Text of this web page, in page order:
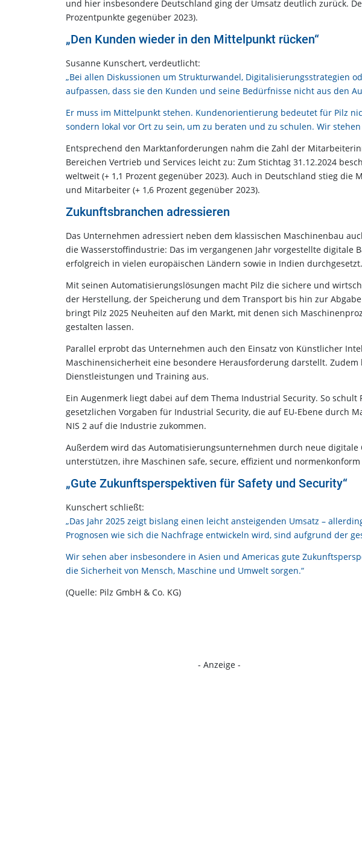
und hier insbesondere Deutschland ging der Umsatz deutlich zurück.
Prozentpunkte gegenüber 2023).
„Den Kunden wieder in den Mittelpunkt rücken“
Susanne Kunschert, verdeutlicht:
„Bei allen Diskussionen um Strukturwandel, Digitalisierungsstrategien
aufpassen, dass sie den Kunden und seine Bedürfnisse nicht aus den
Er muss im Mittelpunkt stehen. Kundenorientierung bedeutet für Pilz
sondern lokal vor Ort zu sein, um zu beraten und zu schulen. Wir
Entsprechend den Marktanforderungen nahm die Zahl der
Bereichen Vertrieb und Services leicht zu: Zum Stichtag 31.12.2024
weltweit (+ 1,1 Prozent gegenüber 2023). Auch in Deutschland stieg
und Mitarbeiter (+ 1,6 Prozent gegenüber 2023).
Zukunftsbranchen adressieren
Das Unternehmen adressiert neben dem klassischen Maschinenbau
die Wasserstoffindustrie: Das im vergangenen Jahr vorgestellte digitale
erfolgreich in vielen europäischen Ländern sowie in Indien durchgesetzt.
Mit seinen Automatisierungslösungen macht Pilz die sichere und
der Herstellung, der Speicherung und dem Transport bis hin zur
bringt Pilz 2025 Neuheiten auf den Markt, mit denen sich
gestalten lassen.
Parallel erprobt das Unternehmen auch den Einsatz von Künstlicher
Maschinensicherheit eine besondere Herausforderung darstellt. Zudem
Dienstleistungen und Training aus.
Ein Augenmerk liegt dabei auf dem Thema Industrial Security. So
gesetzlichen Vorgaben für Industrial Security, die auf EU-Ebene durch
NIS 2 auf die Industrie zukommen.
Außerdem wird das Automatisierungsunternehmen durch neue digitale
unterstützen, ihre Maschinen safe, secure, effizient und
„Gute Zukunftsperspektiven für Safety und Security“
Kunschert schließt:
„Das Jahr 2025 zeigt bislang einen leicht ansteigenden Umsatz –
Prognosen wie sich die Nachfrage entwickeln wird, sind aufgrund der
Wir sehen aber insbesondere in Asien und Americas gute
die Sicherheit von Mensch, Maschine und Umwelt sorgen.“
(Quelle: Pilz GmbH & Co. KG)
- Anzeige -